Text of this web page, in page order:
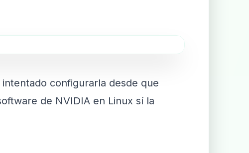
configurarla desde que
de NVIDIA en Linux sí la